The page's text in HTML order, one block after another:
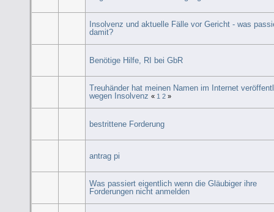
Insolvenz und aktuelle Fälle vor Gericht - was
damit?
Benötige Hilfe, RI bei GbR
Treuhänder hat meinen Namen im Internet
wegen Insolvenz « 1 2 »
bestrittene Forderung
antrag pi
Was passiert eigentlich wenn die Gläubiger ihre
Forderungen nicht anmelden